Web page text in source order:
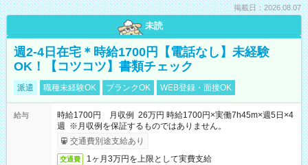
掲載日：2026.08.07
未読
週2-4日在宅＊時給1700円【電話なし】未経験
OK！【コツコツ】書類チェック
派遣 職種未経験OK ブランクOK WEB登録・面接OK
給与
時給1700円 月収例 26万円 時給1700円×実働7h45m×週5日×4
週 ※月収例を保証するものではありません。
交通費別途支給あり
交通費 1ヶ月3万円を上限として実費支給